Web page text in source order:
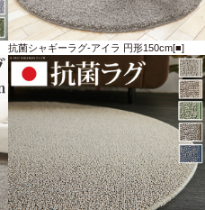
抗菌シャギーラグ-アイラ 円形150cm[■]